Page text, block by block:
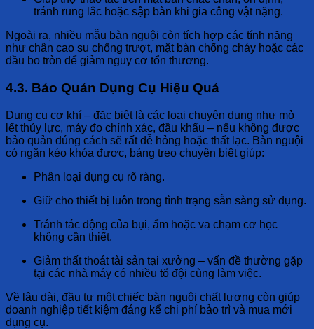
tránh rung lắc hoặc sập bàn khi gia công vật nặng.
Ngoài ra, nhiều mẫu bàn nguội còn tích hợp các tính năng
như chân cao su chống trượt, mặt bàn chống cháy hoặc các
đầu bo tròn để giảm nguy cơ tổn thương.
4.3. Bảo Quản Dụng Cụ Hiệu Quả
Dụng cụ cơ khí – đặc biệt là các loại chuyên dụng như mỏ
lết thủy lực, máy đo chính xác, đầu khẩu – nếu không được
bảo quản đúng cách sẽ rất dễ hỏng hoặc thất lạc. Bàn nguội
có ngăn kéo khóa được, bảng treo chuyên biệt giúp:
Phân loại dụng cụ rõ ràng.
Giữ cho thiết bị luôn trong tình trạng sẵn sàng sử dụng.
Tránh tác động của bụi, ẩm hoặc va chạm cơ học
không cần thiết.
Giảm thất thoát tài sản tại xưởng – vấn đề thường gặp
tại các nhà máy có nhiều tổ đội cùng làm việc.
Về lâu dài, đầu tư một chiếc bàn nguội chất lượng còn giúp
doanh nghiệp tiết kiệm đáng kể chi phí bảo trì và mua mới
dụng cụ.